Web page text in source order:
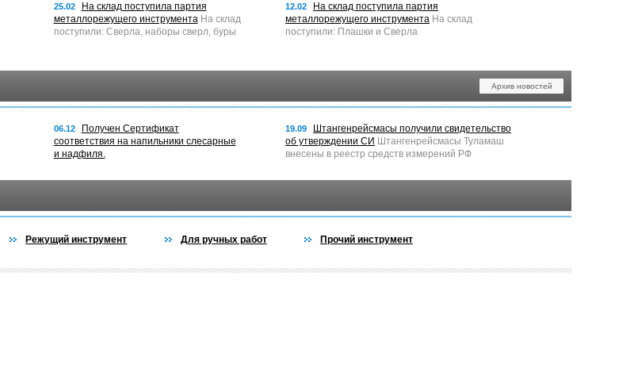
25.02
На склад поступила партия
металлорежущего инструментаНа склад
поступили: Сверла, наборы сверл, буры
12.02
На склад поступила партия
металлорежущего инструмента На склад
поступили: Плашки и Сверла
Архив новостей
06.12
Получен Сертификат
соответствия на напильники слесарные
и надфиля.
19.09
Штангенрейсмасы получили свидетельство
об утверждении СИ Штангенрейсмасы Туламаш
внесены в реестр средств измерений РФ
Режущий инструмент Для ручных работ Прочий инструмент